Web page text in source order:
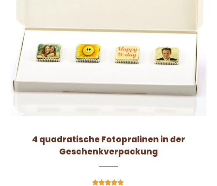
4 quadratische Fotopralinen in der
Geschenkverpackung